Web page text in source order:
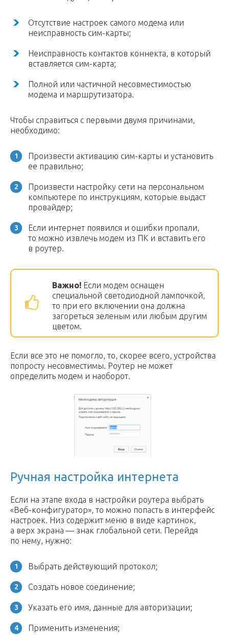
Отсутствие настроек самого модема или
неисправность сим-карты;
Неисправность контактов коннекта, в который
вставляется сим-карта;
Полной или частичной несовместимостью
модема и маршрутизатора.
Чтобы справиться с первыми двумя причинами,
необходимо:
Произвести активацию сим-карты и установить
ее правильно;
Произвести настройку сети на персональном
компьютере по инструкциям, которые выдаст
провайдер;
Если интернет появился и ошибки пропали,
то можно извлечь модем из ПК и вставить его
в роутер.
Важно! Если модем оснащен
специальной светодиодной лампочкой,
то при его включении она должна
загореться зеленым или любым другим
цветом.
Если все это не помогло, то, скорее всего, устройства
попросту несовместимы. Роутер не может
определить модем и наоборот.
Ручная настройка интернета
Если на этапе входа в настройки роутера выбрать
«Веб-конфигуратор», то можно попасть в интерфейс
настроек. Низ содержит меню в виде картинок,
а верх экрана — знак глобальной сети. Перейдя
по нему, нужно:
Выбрать действующий протокол;
Создать новое соединение;
Указать его имя, данные для авторизации;
Применить изменения;